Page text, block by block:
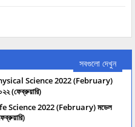
সবগুলো দেখুন
Science 2022 (February)
(ফেব্রুয়ারি)
Science 2022 (February) মডেল